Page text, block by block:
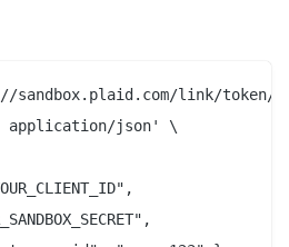
sandbox.plaid.com/link/token/
application/json' \